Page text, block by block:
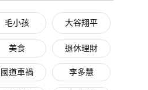
毛小孩 大谷翔平
美食 退休理財
國道車禍 李多慧